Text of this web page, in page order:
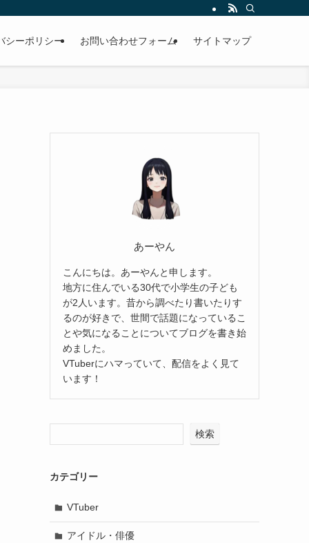
シーポリシー お問い合わせフォーム サイトマップ
あーやん
こんにちは。あーやんと申します。
地方に住んでいる30代で小学生の子ども
が2人います。昔から調べたり書いたりす
るのが好きで、世間で話題になっているこ
とや気になることについてブログを書き始
めました。
VTuberにハマっていて、配信をよく見て
います！
検索
カテゴリー
VTuber
アイドル・俳優